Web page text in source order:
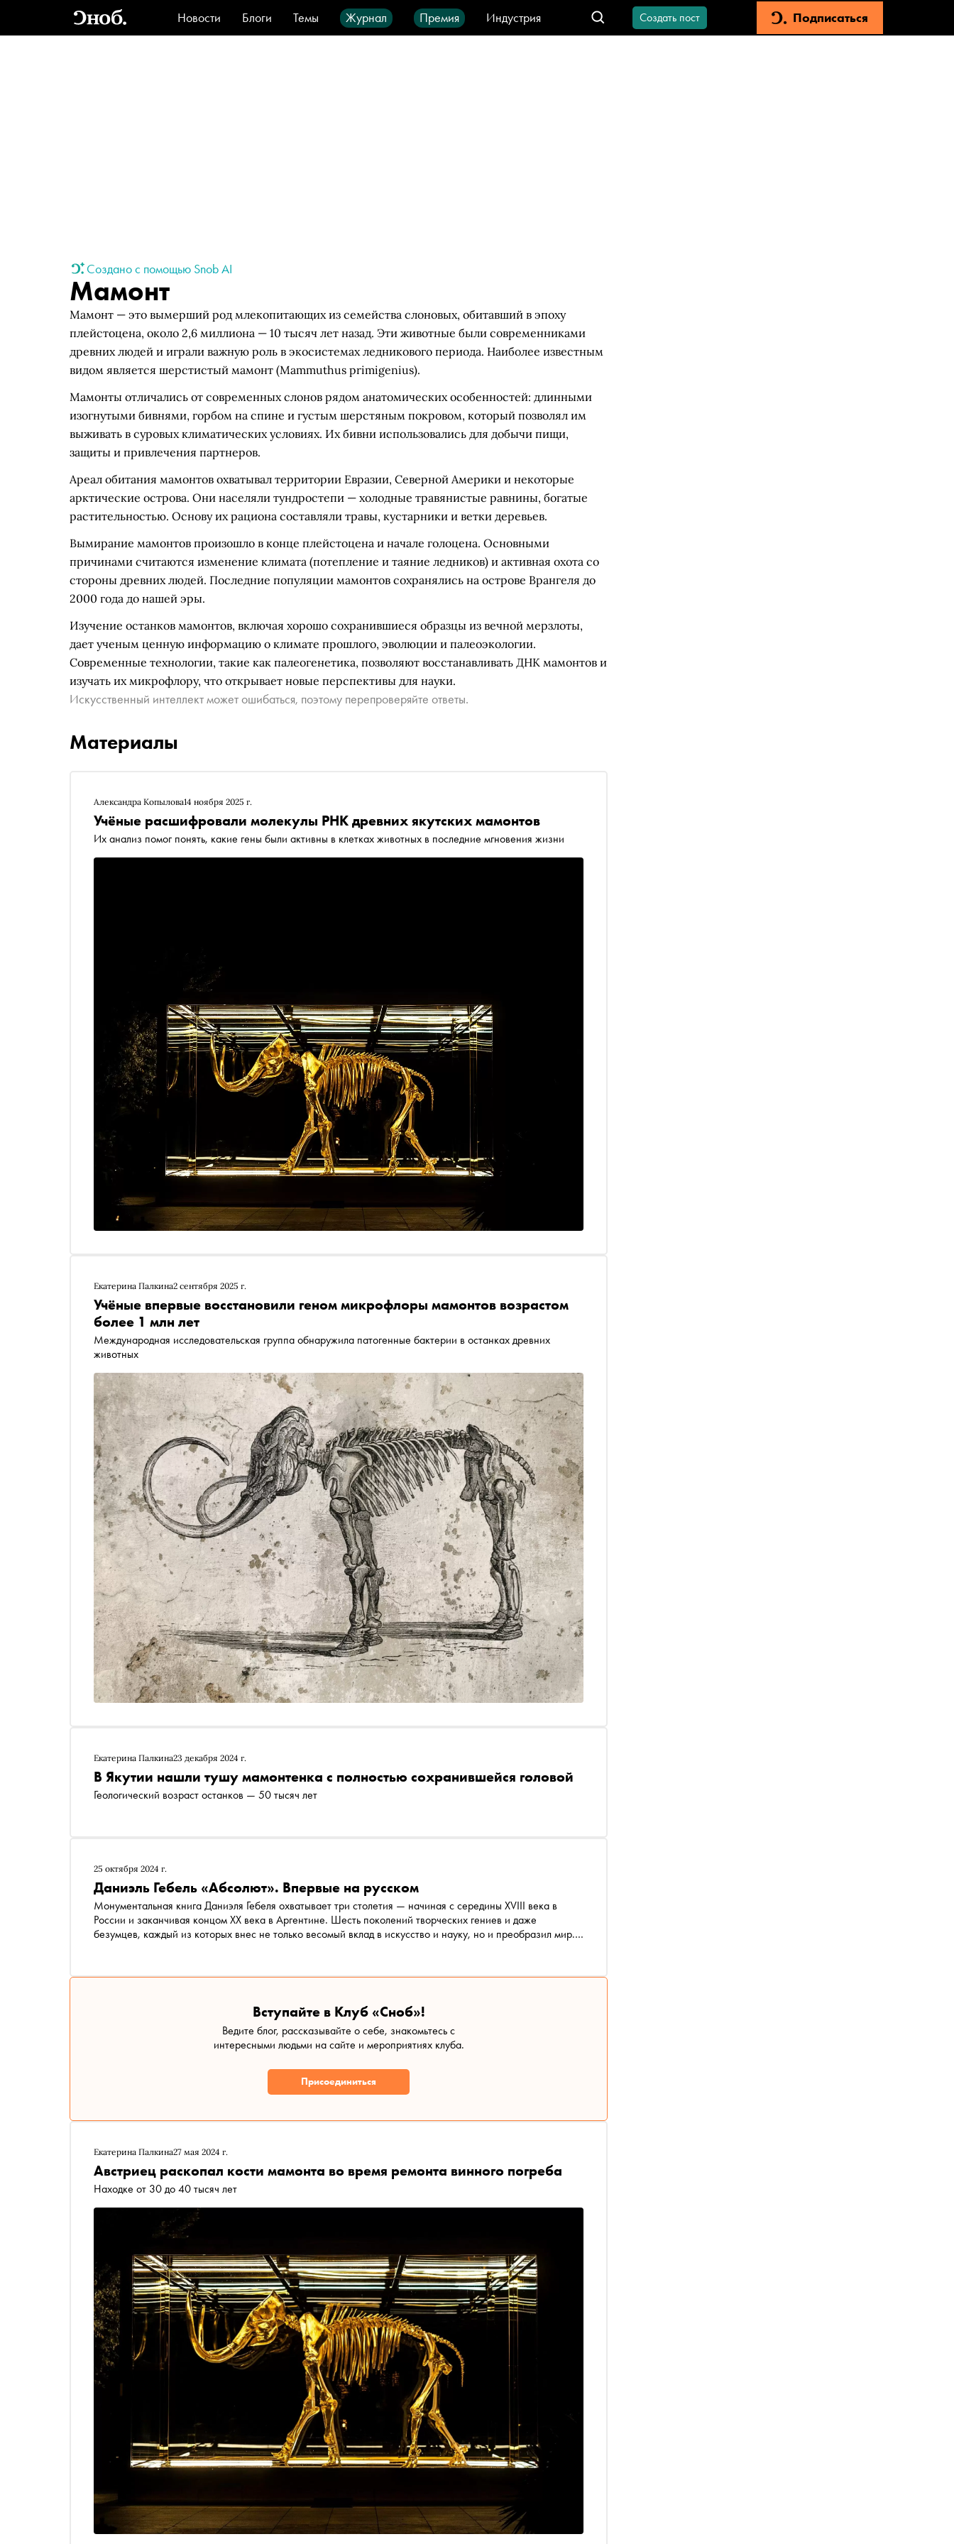
Новости Блоги Темы Журнал Премия
Индустрия
Стиль
Видео Город IT-продукты
Создать пост Подписаться
Создано с помощью Snob AI
Мамонт
Мамонт — это вымерший род млекопитающих из семейства слоновых, обитавший в эпоху
плейстоцена, около 2,6 миллиона — 10 тысяч лет назад. Эти животные были современниками
древних людей и играли важную роль в экосистемах ледникового периода. Наиболее известным
видом является шерстистый мамонт (Mammuthus primigenius).
Мамонты отличались от современных слонов рядом анатомических особенностей: длинными
изогнутыми бивнями, горбом на спине и густым шерстяным покровом, который позволял им
выживать в суровых климатических условиях. Их бивни использовались для добычи пищи,
защиты и привлечения партнеров.
Ареал обитания мамонтов охватывал территории Евразии, Северной Америки и некоторые
арктические острова. Они населяли тундростепи — холодные травянистые равнины, богатые
растительностью. Основу их рациона составляли травы, кустарники и ветки деревьев.
Вымирание мамонтов произошло в конце плейстоцена и начале голоцена. Основными
причинами считаются изменение климата (потепление и таяние ледников) и активная охота со
стороны древних людей. Последние популяции мамонтов сохранялись на острове Врангеля до
2000 года до нашей эры.
Изучение останков мамонтов, включая хорошо сохранившиеся образцы из вечной мерзлоты,
дает ученым ценную информацию о климате прошлого, эволюции и палеоэкологии.
Современные технологии, такие как палеогенетика, позволяют восстанавливать ДНК мамонтов и
изучать их микрофлору, что открывает новые перспективы для науки.
Искусственный интеллект может ошибаться, поэтому перепроверяйте ответы.
Материалы
Александра Копылова14 ноября 2025 г.
Учёные расшифровали молекулы РНК древних якутских мамонтов
Их анализ помог понять, какие гены были активны в клетках животных в последние мгновения жизни
Екатерина Палкина2 сентября 2025 г.
Учёные впервые восстановили геном микрофлоры мамонтов возрастом
более 1 млн лет
Международная исследовательская группа обнаружила патогенные бактерии в останках древних
животных
Екатерина Палкина23 декабря 2024 г.
В Якутии нашли тушу мамонтенка с полностью сохранившейся головой
Геологический возраст останков — 50 тысяч лет
25 октября 2024 г.
Даниэль Гебель «Абсолют». Впервые на русском
Монументальная книга Даниэля Гебеля охватывает три столетия — начиная с середины XVIII века в
России и заканчивая концом XX века в Аргентине. Шесть поколений творческих гениев и даже
безумцев, каждый из которых внес не только весомый вклад в искусство и науку, но и преобразил мир.
Вступайте в Клуб «Сноб»!
Ведите блог, рассказывайте о себе, знакомьтесь с
интересными людьми на сайте и мероприятиях клуба.
Присоединиться
Екатерина Палкина27 мая 2024 г.
Австриец раскопал кости мамонта во время ремонта винного погреба
Находке от 30 до 40 тысяч лет